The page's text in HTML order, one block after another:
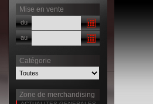
Mise en vente
du
au
Catégorie
Zone de merchandising